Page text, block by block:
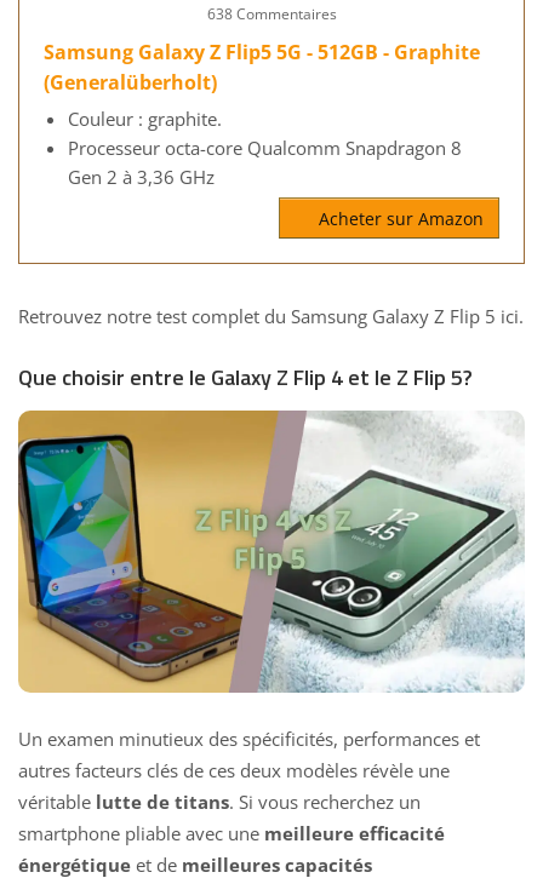
638 Commentaires
Samsung Galaxy Z Flip5 5G - 512GB - Graphite
(Generalüberholt)
Couleur : graphite.
Processeur octa-core Qualcomm Snapdragon 8
Gen 2 à 3,36 GHz
Acheter sur Amazon
Retrouvez notre test complet du Samsung Galaxy Z Flip 5 ici.
Que choisir entre le Galaxy Z Flip 4 et le Z Flip 5?
Un examen minutieux des spécificités, performances et
autres facteurs clés de ces deux modèles révèle une
véritable lutte de titans. Si vous recherchez un
smartphone pliable avec une meilleure efficacité
énergétique et de meilleures capacités